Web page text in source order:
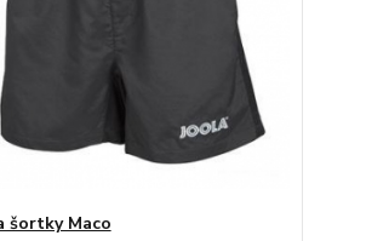
šortky Maco